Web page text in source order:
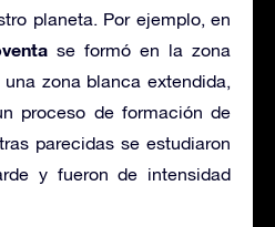
planeta. Por ejemplo, en
se formó en la zona
zona blanca extendida,
proceso de formación de
parecidas se estudiaron
y fueron de intensidad